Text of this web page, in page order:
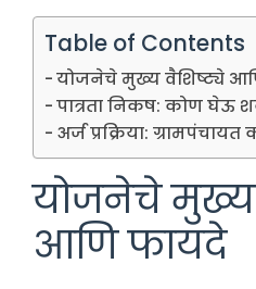
Table of Contents
योजनेचे मुख्य वैशिष्ट्ये
पात्रता निकष: कोण घेऊ
अर्ज प्रक्रिया: ग्रामपंचायत
योजनेचे मुख्य
आणि फायदे